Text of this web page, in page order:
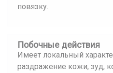
повязку.
Побочные действия
Имеет локальный
раздражение кожи, зуд,